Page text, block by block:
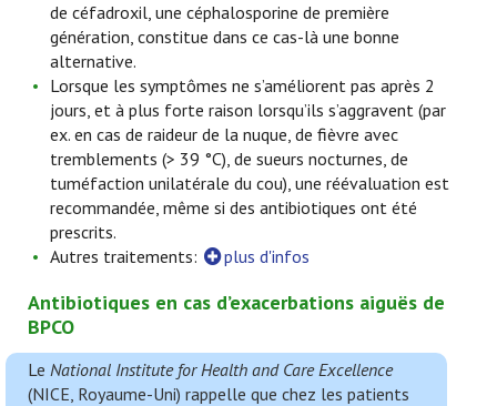
de céfadroxil, une céphalosporine de première
génération, constitue dans ce cas-là une bonne
alternative.
Lorsque les symptômes ne s’améliorent pas après 2
jours, et à plus forte raison lorsqu’ils s’aggravent (par
ex. en cas de raideur de la nuque, de fièvre avec
tremblements (> 39 °C), de sueurs nocturnes, de
tuméfaction unilatérale du cou), une réévaluation est
recommandée, même si des antibiotiques ont été
prescrits.
Autres traitements:
plus d'infos
Antibiotiques en cas d’exacerbations aiguës de
BPCO
Le National Institute for Health and Care Excellence
(NICE, Royaume-Uni) rappelle que chez les patients